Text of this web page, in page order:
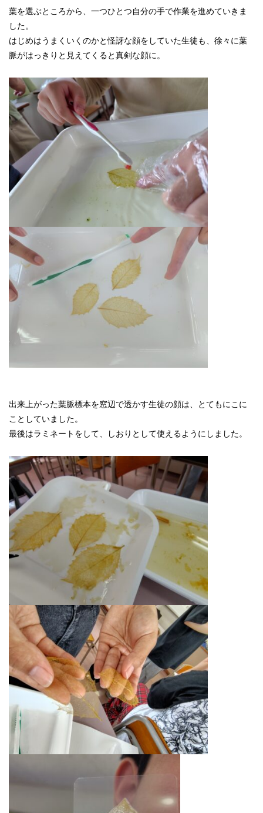
葉を選ぶところから、一つひとつ自分の手で作業を進めていきま
した。
はじめはうまくいくのかと怪訝な顔をしていた生徒も、徐々に葉
脈がはっきりと見えてくると真剣な顔に。
出来上がった葉脈標本を窓辺で透かす生徒の顔は、とてもにこに
ことしていました。
最後はラミネートをして、しおりとして使えるようにしました。